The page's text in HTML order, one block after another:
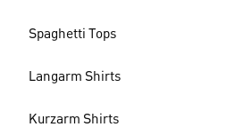
Spaghetti Tops
Langarm Shirts
Kurzarm Shirts